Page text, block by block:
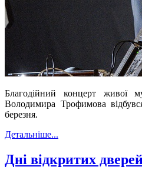
Благодійний концерт живої
Володимира Трофимова
березня.
Детальніше...
Дні відкритих